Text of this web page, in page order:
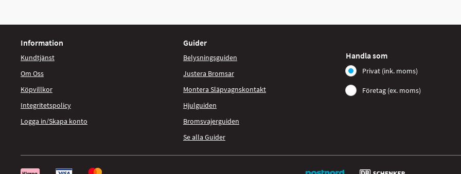
Information
Kundtjänst
Om Oss
Köpvillkor
Integritetspolicy
Logga in/Skapa konto
Guider
Belysningsguiden
Justera Bromsar
Montera Släpvagnskontakt
Hjulguiden
Bromsvajerguiden
Se alla Guider
Handla som
Privat (ink. moms)
Företag (ex. moms)